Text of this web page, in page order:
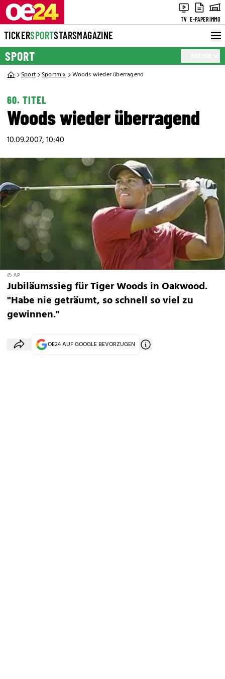
TV E-PAPERIMMO
TICKERSPORTSTARSMAGAZINE
SPORT
Sport Sportmix Woods wieder überragend
60. TITEL
Woods wieder überragend
10.09.2007, 10:40
© AP
Jubiläumssieg für Tiger Woods in Oakwood.
"Habe nie geträumt, so schnell so viel zu
gewinnen."
OE24 AUF GOOGLE BEVORZUGEN